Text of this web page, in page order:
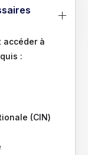
accéder à
:
(CIN)